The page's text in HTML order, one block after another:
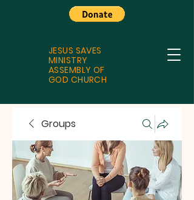
JESUS SAVES
MINISTRY
ASSEMBLY OF
GOD CHURCH
Groups